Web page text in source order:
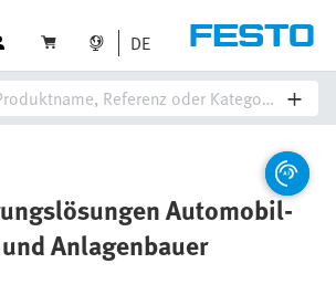
DE
Automobil-
Anlagenbauer